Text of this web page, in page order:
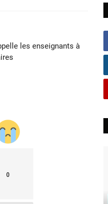
les enseignants à
0